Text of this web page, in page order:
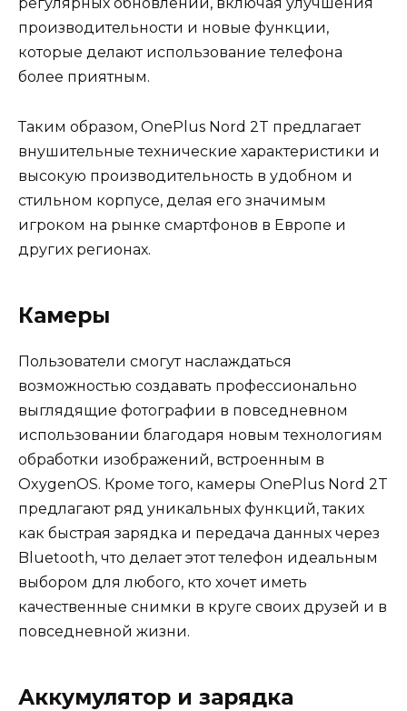
регулярных обновлений, включая улучшения
производительности и новые функции,
которые делают использование телефона
более приятным.
Таким образом, OnePlus Nord 2T предлагает
внушительные технические характеристики и
высокую производительность в удобном и
стильном корпусе, делая его значимым
игроком на рынке смартфонов в Европе и
других регионах.
Камеры
Пользователи смогут наслаждаться
возможностью создавать профессионально
выглядящие фотографии в повседневном
использовании благодаря новым технологиям
обработки изображений, встроенным в
OxygenOS. Кроме того, камеры OnePlus Nord 2T
предлагают ряд уникальных функций, таких
как быстрая зарядка и передача данных через
Bluetooth, что делает этот телефон идеальным
выбором для любого, кто хочет иметь
качественные снимки в круге своих друзей и в
повседневной жизни.
Аккумулятор и зарядка